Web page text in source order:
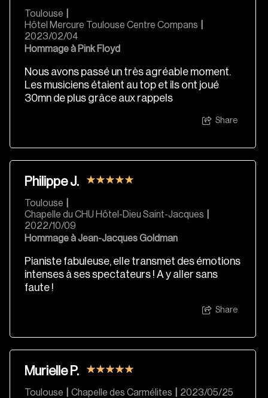
Toulouse
Hôtel Mercure Toulouse Centre Compans
2023/02/04
Hommage à Pink Floyd
Nous avons passé un très agréable moment.
Les musiciens étaient au top et ils ont joué
30mn de plus grâce aux rappels
Share
Philippe J.
Toulouse
Chapelle du CHU Hôtel-Dieu Saint-Jacques
2022/10/09
Hommage à Jean-Jacques Goldman
Pianiste fabuleuse, elle transmet des émotions
intenses à ses spectateurs ! A y aller sans
faute !
Share
Murielle P.
Toulouse Chapelle des Carmélites
2023/05/25